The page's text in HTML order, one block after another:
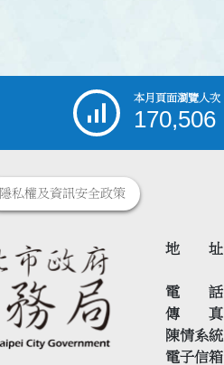
本月頁面瀏覽人次
170,506
隱私權及資訊安全政策
地 址
電 話
傳 真
陳情系統
電子信箱